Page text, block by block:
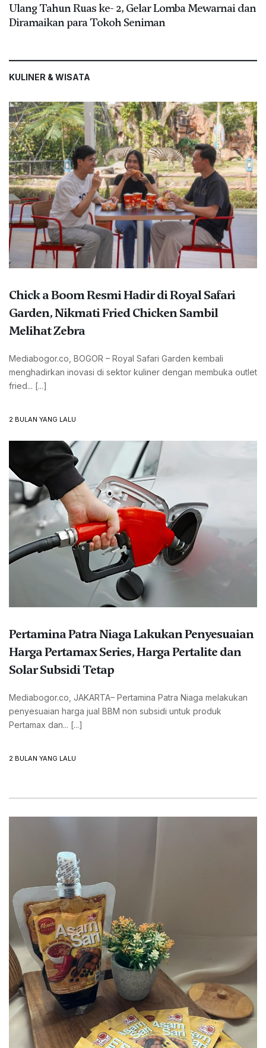
Ulang Tahun Ruas ke- 2, Gelar Lomba Mewarnai dan
Diramaikan para Tokoh Seniman
KULINER & WISATA
Chick a Boom Resmi Hadir di Royal Safari
Garden, Nikmati Fried Chicken Sambil
Melihat Zebra
Mediabogor.co, BOGOR – Royal Safari Garden kembali
menghadirkan inovasi di sektor kuliner dengan membuka outlet
fried... [...]
2 BULAN YANG LALU
Pertamina Patra Niaga Lakukan Penyesuaian
Harga Pertamax Series, Harga Pertalite dan
Solar Subsidi Tetap
Mediabogor.co, JAKARTA– Pertamina Patra Niaga melakukan
penyesuaian harga jual BBM non subsidi untuk produk
Pertamax dan... [...]
2 BULAN YANG LALU